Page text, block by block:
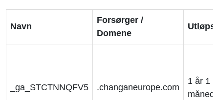
Navn
Forsørger /
Domene
_ga_STCTNNQFV5 .changaneurope.com
1 år 1
måned